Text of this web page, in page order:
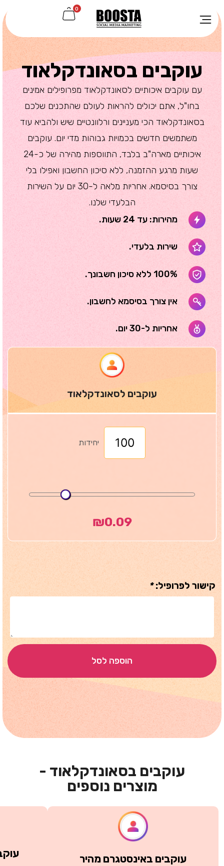
0
עוקבים בסאונדקלאוד
עם עוקבים איכותיים לסאונדקלאוד מפרופילים אמינים
בחו"ל, אתם יכולים להראות לעולם שהתכנים שלכם
בסאונדקלאוד הכי מעניינים ורלוונטיים שיש ולהביא עוד
משתמשים חדשים בכמויות גבוהות מדי יום. עוקבים
איכותיים מארה"ב בלבד, התווספות מהירה של כ-24
שעות מרגע ההזמנה, ללא סיכון החשבון ואפילו בלי
צורך בסיסמא. אחריות מלאה ל-30 יום על השירות
הבלעדי שלנו.
מהירות: עד 24 שעות.
שירות בלעדי.
100% ללא סיכון חשבונך.
אין צורך בסיסמא לחשבון.
אחריות ל-30 יום.
עוקבים לסאונדקלאוד
יחידות
₪0.09
קישור לפרופיל:*
הוספה לסל
עוקבים בסאונדקלאוד -
מוצרים נוספים
עוקבים באינסטגרם מהיר